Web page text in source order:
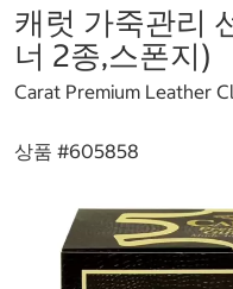
캐럿 가죽관리
너 2종,스폰지)
Carat Premium Leather
상품 #605858